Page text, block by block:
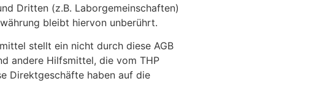
Dritten (z.B. Laborgemeinschaften)
bleibt hiervon unberührt.
stellt ein nicht durch diese AGB
andere Hilfsmittel, die vom THP
Direktgeschäfte haben auf die